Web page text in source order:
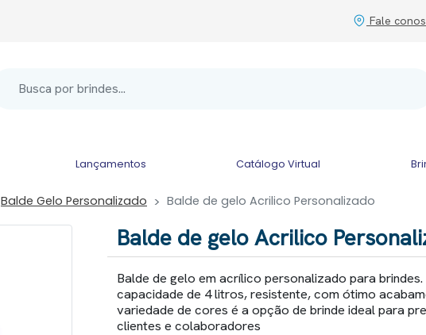
Fale
Lançamentos Catálogo Virtual
Balde Gelo Personalizado Balde de gelo Acrilico Personalizado
Balde de gelo Acrilico
Balde de gelo em acrílico personalizado para
capacidade de 4 litros, resistente, com ótimo
variedade de cores é a opção de brinde ideal para
clientes e colaboradores